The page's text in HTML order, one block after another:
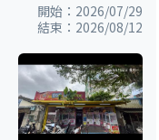
開始：2026/07/29
結束：2026/08/12